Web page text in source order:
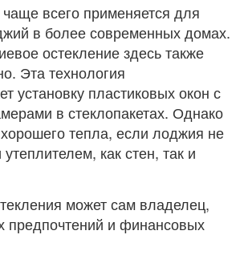
всего применяется для
в более современных домах.
остекление здесь также
Эта технология
установку пластиковых окон с
в стеклопакетах. Однако
тепла, если лоджия не
как стен, так и
может сам владелец,
предпочтений и финансовых